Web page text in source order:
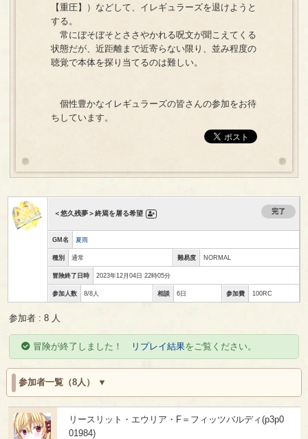
【重圧】）などして、イレギュラーズを退けようと
する。
常にぼそぼそとささやかれる呪文が聞こえてくる
状態だが、近距離まで近寄らない限り、並み程度の
聴覚で本体を探り当てるのは難しい。
個性豊かなイレギュラーズの皆さんの参加をお待
ちしています。
＜悠久残夢＞終焉を屠る希望 完了
GM名 夏雨
種別 通常 難易度 NORMAL
冒険終了日時 2023年12月04日 22時05分
参加人数 8/8人 相談 6日 参加費 100RC
参加者 : 8 人
冒険が終了しました！ リプレイ結果をご覧ください。
参加者一覧（8人）
リースリット・エウリア・F＝フィッツバルディ(p3p0
01984)